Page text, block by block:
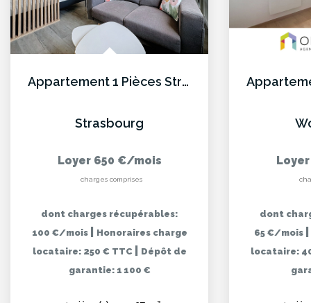
Appartement 1 Pièces Strasbourg
Strasbourg
Loyer 650 €/mois
charges comprises
dont charges récupérables:
100 €/mois
Honoraires charge
locataire: 250 € TTC
Dépôt de
garantie: 1 100 €
dont
65 €/mois
locataire: